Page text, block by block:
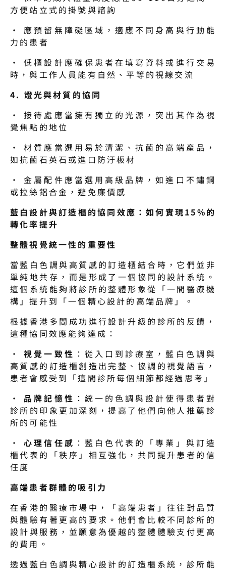
方便站立式的掛號與諮詢
· 應預留無障礙區域，適應不同身高與行動能
力的患者
· 低櫃設計應確保患者在填寫資料或進行交易
時，與工作人員能有自然、平等的視線交流
4. 燈光與材質的協同
· 接待處應當擁有獨立的光源，突出其作為視
覺焦點的地位
· 材質應當選用易於清潔、抗菌的高端產品，
如抗菌石英石或進口防汙板材
· 金屬配件應當選用高級品牌，如進口不鏽鋼
或拉絲鋁合金，避免廉價感
藍白設計與訂造櫃的協同效應：如何實現15%的
轉化率提升
整體視覺統一性的重要性
當藍白色調與高質感的訂造櫃結合時，它們並非
單純地共存，而是形成了一個協同的設計系統。
這個系統能夠將診所的整體形象從「一間醫療機
構」提升到「一個精心設計的高端品牌」。
根據香港多間成功進行設計升級的診所的反饋，
這種協同效應能夠達成：
· 視覺一致性 ：從入口到診療室，藍白色調與
高質感的訂造櫃創造出完整、協調的視覺語言，
患者會感受到「這間診所每個細節都經過思考」
· 品牌記憶性 ：統一的色調與設計使得患者對
診所的印象更加深刻，提高了他們向他人推薦診
所的可能性
· 心理信任感 ：藍白色代表的「專業」與訂造
櫃代表的「秩序」相互強化，共同提升患者的信
任度
高端患者群體的吸引力
在香港的醫療市場中，「高端患者」往往對品質
與體驗有著更高的要求。他們會比較不同診所的
設計與服務，並願意為優越的整體體驗支付更高
的費用。
透過藍白色調與精心設計的訂造櫃系統，診所能